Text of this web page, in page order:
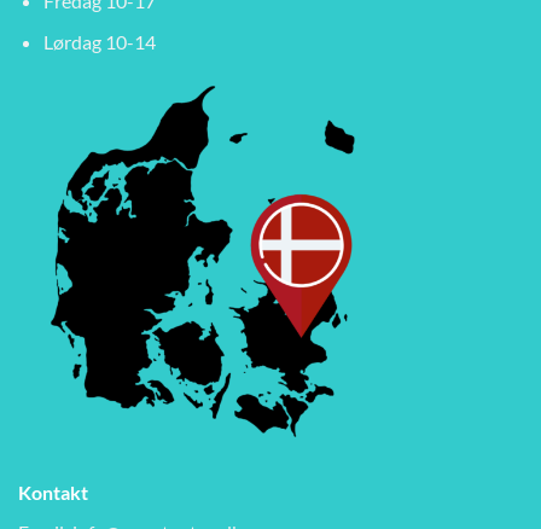
Lørdag 10-14
Kontakt